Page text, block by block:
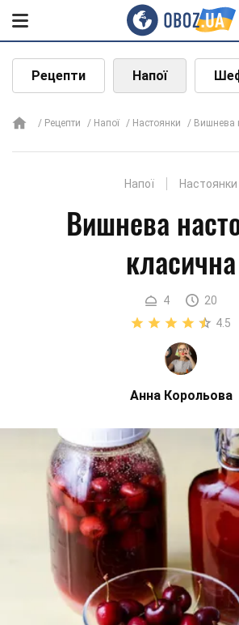
Рецепти Напої
Рецепти Напої Настоянки Вишнева
Напої Настоянки
Вишнева
класична
4
20
4.5
Анна Корольова